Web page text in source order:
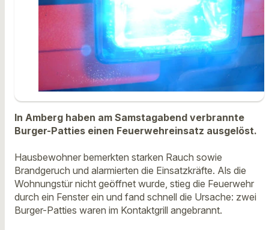
In Amberg haben am Samstagabend verbrannte
Burger-Patties einen Feuerwehreinsatz ausgelöst.
Hausbewohner bemerkten starken Rauch sowie
Brandgeruch und alarmierten die Einsatzkräfte. Als die
Wohnungstür nicht geöffnet wurde, stieg die Feuerwehr
durch ein Fenster ein und fand schnell die Ursache: zwei
Burger-Patties waren im Kontaktgrill angebrannt.